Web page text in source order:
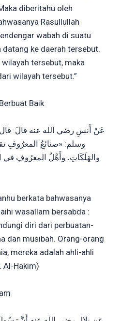
diberitahu oleh
Rasullullah
wabah di suatu
datang ke daerah tersebut.
tersebut, maka
wilayah tersebut.”
Baik
عَنْ أَنسِ رضي الله عنه قالَ:
وسلم: «صنائعُ المعرُوفِ
والهَلَكَاتِ، وأَهْلُ المعرُوفِ في
berkata bahwasanya
wasallam bersabda :
diri dari perbuatan-
dan musibah. Orang-orang
mereka adalah ahli-ahli
Al-Hakim)